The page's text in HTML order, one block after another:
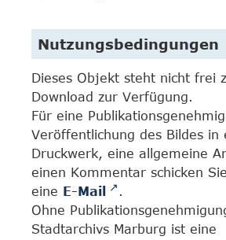
Nutzungsbedingungen
Dieses Objekt steht nicht frei
Download zur Verfügung.
Für eine
Veröffentlichung des Bildes in
Druckwerk, eine allgemeine
einen Kommentar schicken
eine E-Mail
.
Ohne
Stadtarchivs Marburg ist eine